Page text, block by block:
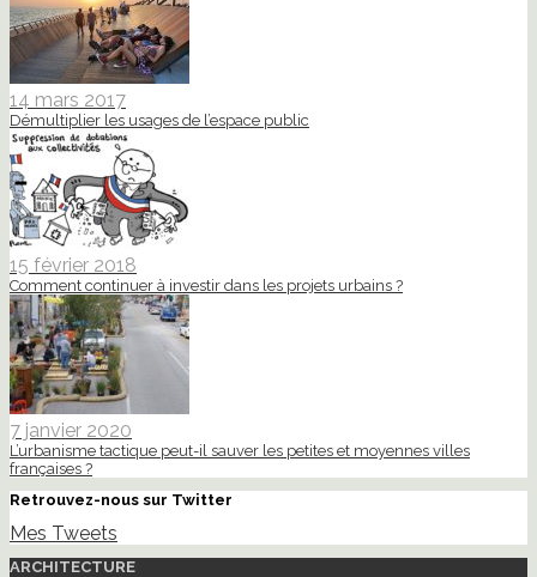
14 mars 2017
Démultiplier les usages de l’espace public
15 février 2018
Comment continuer à investir dans les projets urbains ?
7 janvier 2020
L’urbanisme tactique peut-il sauver les petites et moyennes villes
françaises ?
Retrouvez-nous sur Twitter
Mes Tweets
ARCHITECTURE